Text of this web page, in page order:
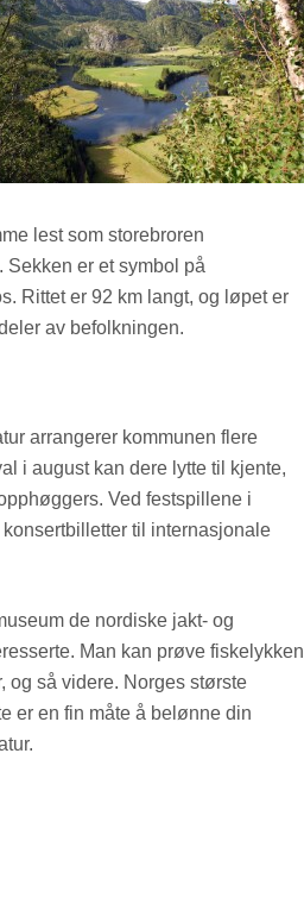
lest som storebroren
er et symbol på
Rittet er 92 km langt, og løpet er
av befolkningen.
arrangerer kommunen flere
i august kan dere lytte til kjente,
Ved festspillene i
til internasjonale
de nordiske jakt- og
Man kan prøve fiskelykken
og så videre. Norges største
er en fin måte å belønne din